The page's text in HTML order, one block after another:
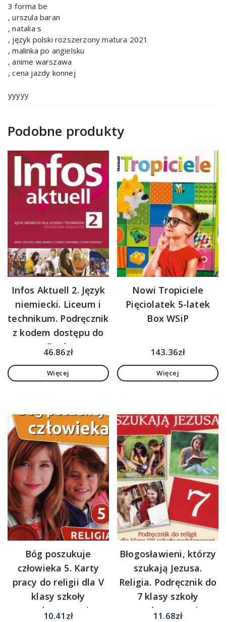
3 forma be
, urszula baran
, natalia s
, język polski rozszerzony matura 2021
, malinka po angielsku
, anime warszawa
, cena jazdy konnej
yyyyy
Podobne produkty
Infos Aktuell 2. Język
niemiecki. Liceum i
technikum. Podręcznik
z kodem dostępu do
eDesku
46.86zł
Więcej
Nowi Tropiciele
Pięciolatek 5-latek
Box WSiP
143.36zł
Więcej
Bóg poszukuje
człowieka 5. Karty
pracy do religii dla V
klasy szkoły
podstawowej
10.41 zł
Błogosławieni, którzy
szukają Jezusa.
Religia. Podręcznik do
7 klasy szkoły
podstawowej
11.68zł